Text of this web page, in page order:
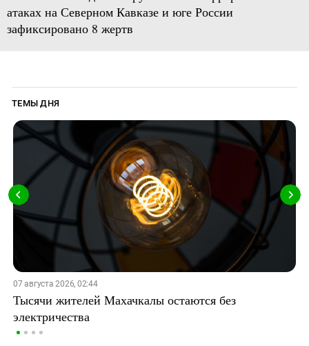
атаках на Северном Кавказе и юге России
зафиксировано 8 жертв
ТЕМЫ ДНЯ
07 августа 2026, 02:44
Тысячи жителей Махачкалы остаются без
электричества